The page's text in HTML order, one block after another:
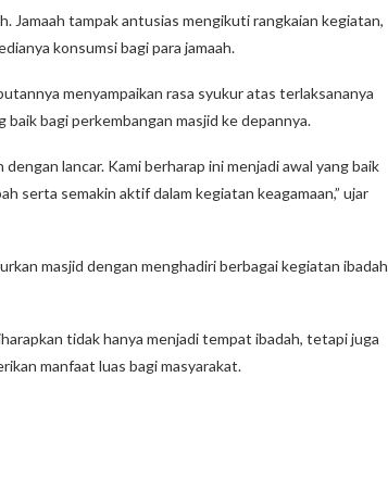
Jamaah tampak antusias mengikuti rangkaian kegiatan,
konsumsi bagi para jamaah.
menyampaikan rasa syukur atas terlaksananya
baik bagi perkembangan masjid ke depannya.
lancar. Kami berharap ini menjadi awal yang baik
serta semakin aktif dalam kegiatan keagamaan,” ujar
masjid dengan menghadiri berbagai kegiatan ibadah
tidak hanya menjadi tempat ibadah, tetapi juga
manfaat luas bagi masyarakat.